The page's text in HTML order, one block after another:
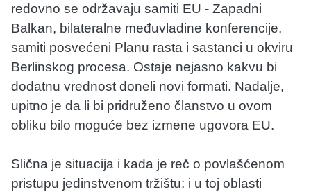
redovno se održavaju samiti EU - Zapadni
Balkan, bilateralne međuvladine konferencije,
samiti posvećeni Planu rasta i sastanci u okviru
Berlinskog procesa. Ostaje nejasno kakvu bi
dodatnu vrednost doneli novi formati. Nadalje,
upitno je da li bi pridruženo članstvo u ovom
obliku bilo moguće bez izmene ugovora EU.
Slična je situacija i kada je reč o povlašćenom
pristupu jedinstvenom tržištu: i u toj oblasti